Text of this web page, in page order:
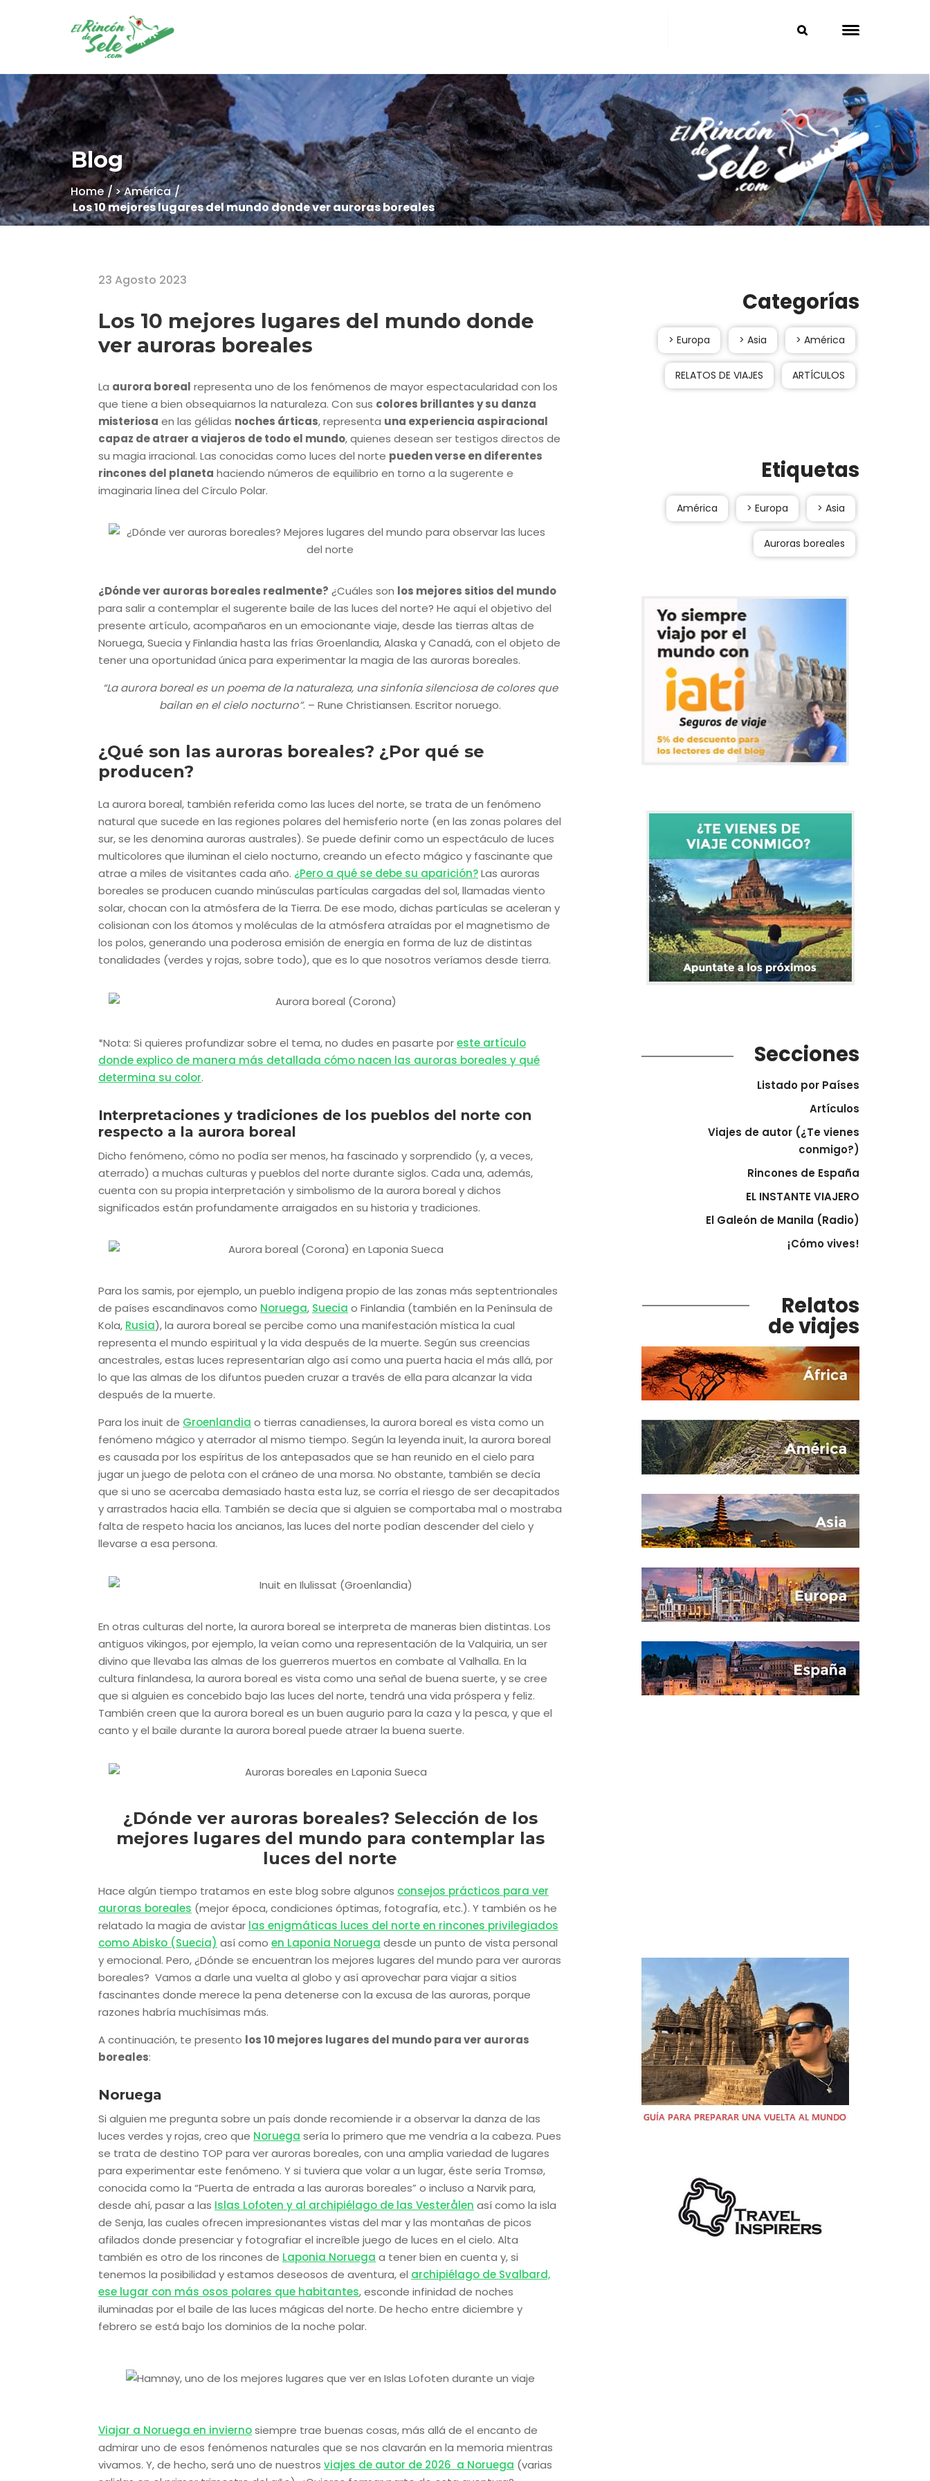
Blog
Home
> América
Los 10 mejores lugares del mundo donde ver auroras boreales
23 Agosto 2023
Los 10 mejores lugares del mundo donde
ver auroras boreales
La aurora boreal representa uno de los fenómenos de mayor espectacularidad con los
que tiene a bien obsequiarnos la naturaleza. Con sus colores brillantes y su danza
misteriosa en las gélidas noches árticas, representa una experiencia aspiracional
capaz de atraer a viajeros de todo el mundo, quienes desean ser testigos directos de
su magia irracional. Las conocidas como luces del norte pueden verse en diferentes
rincones del planeta haciendo números de equilibrio en torno a la sugerente e
imaginaria línea del Círculo Polar.
¿Dónde ver auroras boreales realmente? ¿Cuáles son los mejores sitios del mundo
para salir a contemplar el sugerente baile de las luces del norte? He aquí el objetivo del
presente artículo, acompañaros en un emocionante viaje, desde las tierras altas de
Noruega, Suecia y Finlandia hasta las frías Groenlandia, Alaska y Canadá, con el objeto de
tener una oportunidad única para experimentar la magia de las auroras boreales.
“La aurora boreal es un poema de la naturaleza, una sinfonía silenciosa de colores que
bailan en el cielo nocturno”. – Rune Christiansen. Escritor noruego.
¿Qué son las auroras boreales? ¿Por qué se
producen?
La aurora boreal, también referida como las luces del norte, se trata de un fenómeno
natural que sucede en las regiones polares del hemisferio norte (en las zonas polares del
sur, se les denomina auroras australes). Se puede definir como un espectáculo de luces
multicolores que iluminan el cielo nocturno, creando un efecto mágico y fascinante que
atrae a miles de visitantes cada año. ¿Pero a qué se debe su aparición?Las auroras
boreales se producen cuando minúsculas partículas cargadas del sol, llamadas viento
solar, chocan con la atmósfera de la Tierra. De ese modo, dichas partículas se aceleran y
colisionan con los átomos y moléculas de la atmósfera atraídas por el magnetismo de
los polos, generando una poderosa emisión de energía en forma de luz de distintas
tonalidades (verdes y rojas, sobre todo), que es lo que nosotros veríamos desde tierra.
*Nota: Si quieres profundizar sobre el tema, no dudes en pasarte poreste artículo
donde explico de manera más detallada cómo nacen las auroras boreales y qué
determina su color.
Interpretaciones y tradiciones de los pueblos del norte con
respecto a la aurora boreal
Dicho fenómeno, cómo no podía ser menos, ha fascinado y sorprendido (y, a veces,
aterrado) a muchas culturas y pueblos del norte durante siglos. Cada una, además,
cuenta con su propia interpretación y simbolismo de la aurora boreal y dichos
significados están profundamente arraigados en su historia y tradiciones.
Para los samis, por ejemplo, un pueblo indígena propio de las zonas más septentrionales
de países escandinavos como Noruega, Suecia o Finlandia (también en la Península de
Kola, Rusia), la aurora boreal se percibe como una manifestación mística la cual
representa el mundo espiritual y la vida después de la muerte. Según sus creencias
ancestrales, estas luces representarían algo así como una puerta hacia el más allá, por
lo que las almas de los difuntos pueden cruzar a través de ella para alcanzar la vida
después de la muerte.
Para los inuit de Groenlandia o tierras canadienses, la aurora boreal es vista como un
fenómeno mágico y aterrador al mismo tiempo. Según la leyenda inuit, la aurora boreal
es causada por los espíritus de los antepasados que se han reunido en el cielo para
jugar un juego de pelota con el cráneo de una morsa. No obstante, también se decía
que si uno se acercaba demasiado hasta esta luz, se corría el riesgo de ser decapitados
y arrastrados hacia ella. También se decía que si alguien se comportaba mal o mostraba
falta de respeto hacia los ancianos, las luces del norte podían descender del cielo y
llevarse a esa persona.
En otras culturas del norte, la aurora boreal se interpreta de maneras bien distintas. Los
antiguos vikingos, por ejemplo, la veían como una representación de la Valquiria, un ser
divino que llevaba las almas de los guerreros muertos en combate al Valhalla. En la
cultura finlandesa, la aurora boreal es vista como una señal de buena suerte, y se cree
que si alguien es concebido bajo las luces del norte, tendrá una vida próspera y feliz.
También creen que la aurora boreal es un buen augurio para la caza y la pesca, y que el
canto y el baile durante la aurora boreal puede atraer la buena suerte.
¿Dónde ver auroras boreales? Selección de los
mejores lugares del mundo para contemplar las
luces del norte
Hace algún tiempo tratamos en este blog sobre algunos consejos prácticos para ver
auroras boreales (mejor época, condiciones óptimas, fotografía, etc.). Y también os he
relatado la magia de avistar las enigmáticas luces del norte en rincones privilegiados
como Abisko (Suecia) así como en Laponia Noruega desde un punto de vista personal
y emocional. Pero, ¿Dónde se encuentran los mejores lugares del mundo para ver auroras
boreales? Vamos a darle una vuelta al globo y así aprovechar para viajar a sitios
fascinantes donde merece la pena detenerse con la excusa de las auroras, porque
razones habría muchísimas más.
A continuación, te presento los 10 mejores lugares del mundo para ver auroras
boreales:
Noruega
Si alguien me pregunta sobre un país donde recomiende ir a observar la danza de las
luces verdes y rojas, creo que Noruega sería lo primero que me vendría a la cabeza. Pues
se trata de destino TOP para ver auroras boreales, con una amplia variedad de lugares
para experimentar este fenómeno. Y si tuviera que volar a un lugar, éste sería Tromsø,
conocida como la “Puerta de entrada a las auroras boreales” o incluso a Narvik para,
desde ahí, pasar a las Islas Lofoten y al archipiélago de las Vesterålen así como la isla
de Senja, las cuales ofrecen impresionantes vistas del mar y las montañas de picos
afilados donde presenciar y fotografiar el increíble juego de luces en el cielo. Alta
también es otro de los rincones de Laponia Noruega a tener bien en cuenta y, si
tenemos la posibilidad y estamos deseosos de aventura, el archipiélago de Svalbard,
ese lugar con más osos polares que habitantes, esconde infinidad de noches
iluminadas por el baile de las luces mágicas del norte. De hecho entre diciembre y
febrero se está bajo los dominios de la noche polar.
Viajar a Noruega en inviernosiempre trae buenas cosas, más allá de el encanto de
admirar uno de esos fenómenos naturales que se nos clavarán en la memoria mientras
vivamos. Y, de hecho, será uno de nuestros viajes de autor de 2026 a Noruega (varias
Categorías
> América
> Asia
> Europa
ARTÍCULOS
RELATOS DE VIAJES
Etiquetas
> Asia
> Europa
América
Auroras boreales
Secciones
Listado por Países
Artículos
Viajes de autor (¿Te vienes
conmigo?)
Rincones de España
EL INSTANTE VIAJERO
El Galeón de Manila (Radio)
¡Cómo vives!
Relatos
de viajes